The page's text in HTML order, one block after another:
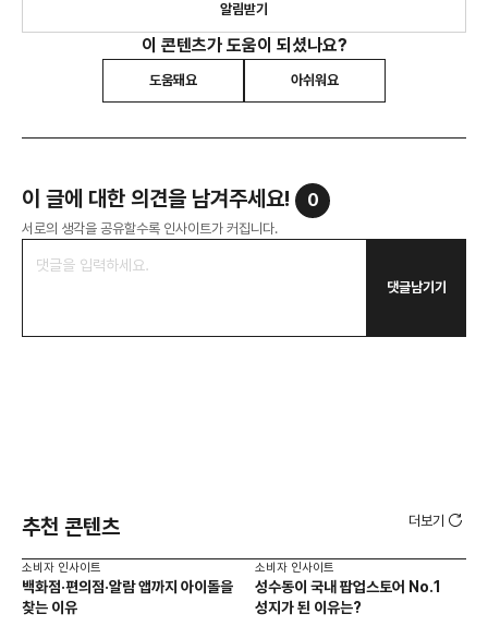
알림받기
이 콘텐츠가 도움이 되셨나요?
도움돼요 아쉬워요
이 글에 대한 의견을 남겨주세요! 0
서로의 생각을 공유할수록 인사이트가 커집니다.
댓글남기기
추천 콘텐츠 더보기
소비자 인사이트
백화점·편의점·알람 앱까지 아이돌을
찾는 이유
소비자 인사이트
성수동이 국내 팝업스토어 No.1
성지가 된 이유는?